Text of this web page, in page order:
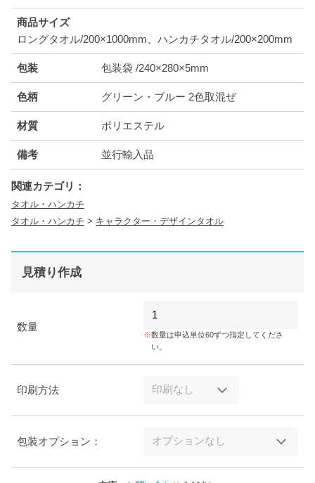
商品サイズ
ロングタオル/200×1000mm、ハンカチタオル/200×200mm
包装 包装袋 /240×280×5mm
色柄 グリーン・ブルー 2色取混ぜ
材質 ポリエステル
備考 並行輸入品
関連カテゴリ：
タオル・ハンカチ
タオル・ハンカチ > キャラクター・デザインタオル
見積り作成
数量
数量は申込単位60ずつ指定してくださ
い。
印刷方法
包装オプション：